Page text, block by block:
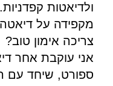
ולדיאטות
מקפידה על
צריכה אימון טוב?
אני עוקבת אחר
ספורט, שיחד עם